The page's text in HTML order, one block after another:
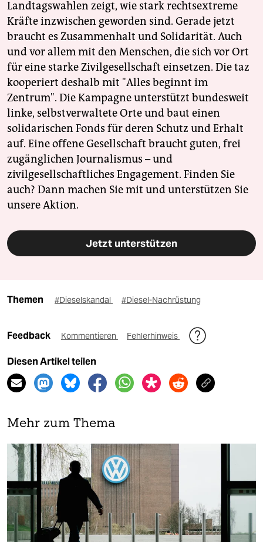
Landtagswahlen zeigt, wie stark rechtsextreme
Kräfte inzwischen geworden sind. Gerade jetzt
braucht es Zusammenhalt und Solidarität. Auch
und vor allem mit den Menschen, die sich vor Ort
für eine starke Zivilgesellschaft einsetzen. Die taz
kooperiert deshalb mit "Alles beginnt im
Zentrum". Die Kampagne unterstützt bundesweit
linke, selbstverwaltete Orte und baut einen
solidarischen Fonds für deren Schutz und Erhalt
auf. Eine offene Gesellschaft braucht guten, frei
zugänglichen Journalismus – und
zivilgesellschaftliches Engagement. Finden Sie
auch? Dann machen Sie mit und unterstützen Sie
unsere Aktion.
Jetzt unterstützen
Themen #Dieselskandal #Diesel-Nachrüstung
Feedback Kommentieren Fehlerhinweis
Diesen Artikel teilen
Mehr zum Thema